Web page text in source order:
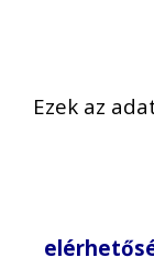
Ezek az